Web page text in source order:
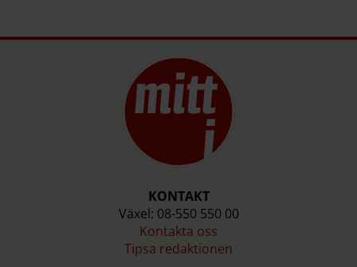
KONTAKT
Växel: 08-550 550 00
Kontakta oss
Tipsa redaktionen